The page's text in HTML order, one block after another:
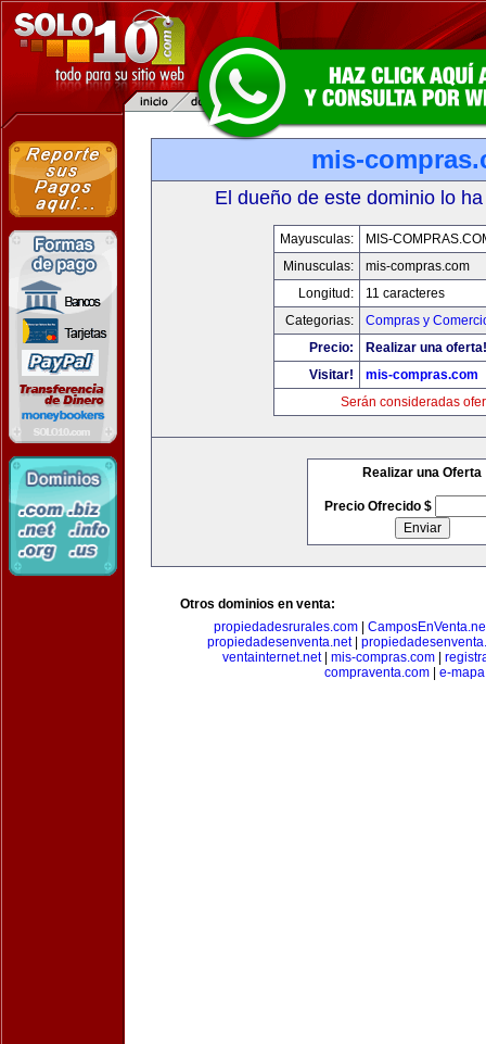
mis-
El dueño de este dominio lo
Mayusculas:
MIS-
Minusculas:
mis-compras.com
Longitud:
11 caracteres
Categorias:
Compras y
Precio:
Realizar una oferta!
Visitar!
mis-compras.com
Serán consideradas
Realizar una Oferta
Precio Ofrecido $
Otros dominios en venta:
propiedadesrurales.com
propiedadesenventa.net
ventainternet.net| mis-compras.com|
compraventa.com
e-